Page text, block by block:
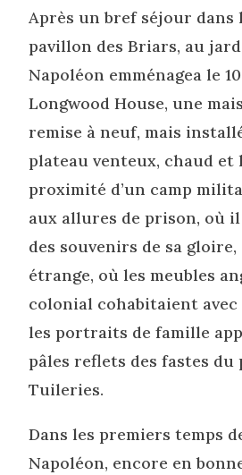
Après un bref séjour dans
pavillon des Briars, au
Napoléon emménagea le
Longwood House, une
remise à neuf, mais
plateau venteux, chaud et
proximité d’un camp
aux allures de prison, où
des souvenirs de sa
étrange, où les meubles
colonial cohabitaient
les portraits de famille
pâles reflets des fastes du
Tuileries.
Dans les premiers temps
Napoléon, encore en